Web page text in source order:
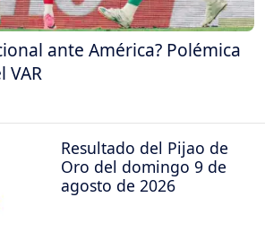
ante América? Polémica
VAR
Resultado del Pijao de
Oro del domingo 9 de
agosto de 2026